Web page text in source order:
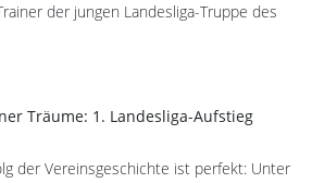
der jungen Landesliga-Truppe des
Träume: 1. Landesliga-Aufstieg
der Vereinsgeschichte ist perfekt: Unter